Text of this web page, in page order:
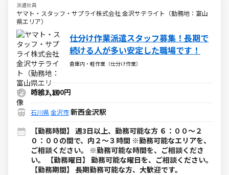
派遣社員
ヤマト・スタッフ・サプライ株式会社 金沢サテライト（勤務地：富山
県エリア）
仕分け作業派遣スタッフ募集！長期で
続ける人が多い安定した職場です！
倉庫内・軽作業（仕分け作業）
時給1,100円
石川県金沢市新西金沢駅
【勤務時間】 週3日以上、勤務可能な方 ６：００～２
０：００の間で、内２～３時間 ※勤務可能なエリアを、
ご相談ください。 ※勤務可能な時間を、ご相談くださ
い。 【勤務曜日】 勤務可能な曜日を、ご相談ください。
【勤務期間】 長期勤務可能な方、大歓迎です。